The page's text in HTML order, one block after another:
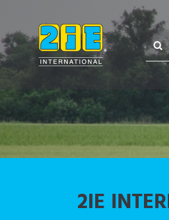
2IE